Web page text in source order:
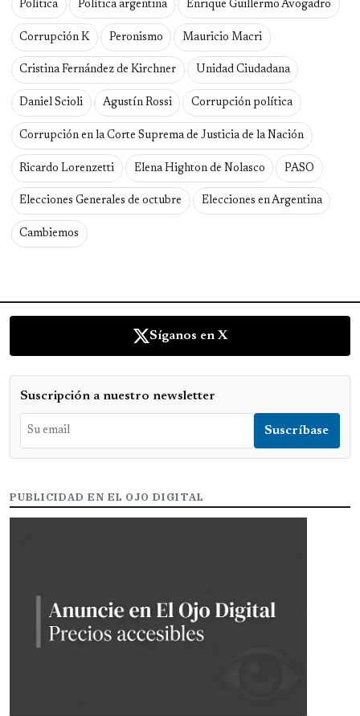
Política Política argentina Enrique Guillermo Avogadro
Corrupción K Peronismo Mauricio Macri
Cristina Fernández de Kirchner Unidad Ciudadana
Daniel Scioli Agustín Rossi Corrupción política
Corrupción en la Corte Suprema de Justicia de la Nación
Ricardo Lorenzetti Elena Highton de Nolasco PASO
Elecciones Generales de octubre Elecciones en Argentina
Cambiemos
Síganos en X
Suscripción a nuestro newsletter
PUBLICIDAD EN EL OJO DIGITAL